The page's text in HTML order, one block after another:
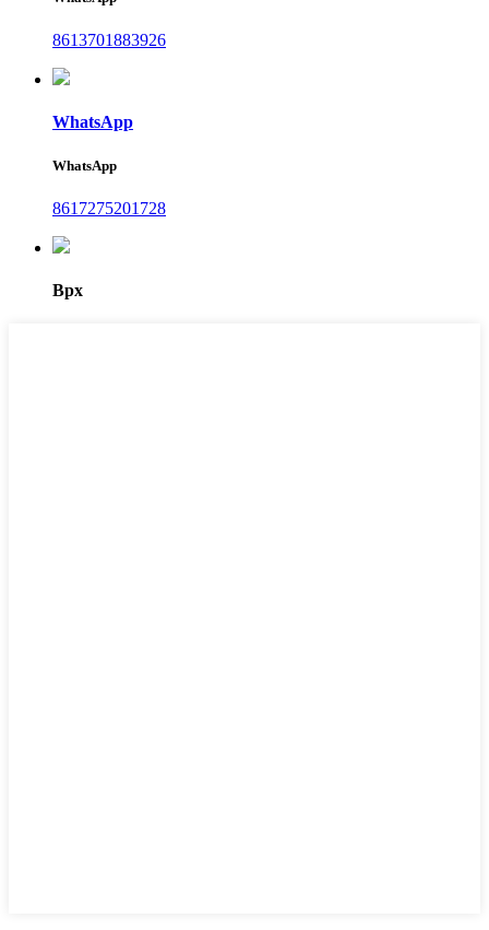
8613701883926
WhatsApp
WhatsApp
8617275201728
Врх